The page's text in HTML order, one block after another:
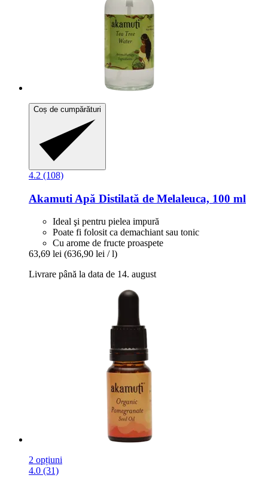
Coș de cumpărături
4.2 (108)
Akamuti Apă Distilată de Melaleuca, 100 ml
Ideal şi pentru pielea impură
Poate fi folosit ca demachiant sau tonic
Cu arome de fructe proaspete
63,69 lei (636,90 lei / l)
Livrare până la data de 14. august
2 opțiuni
4.0 (31)